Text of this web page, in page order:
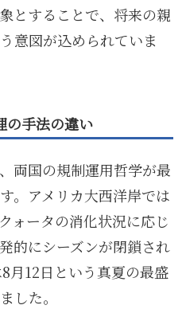
とすることで、将来の親
意図が込められていま
の手法の違い
両国の規制運用哲学が最
。アメリカ大西洋岸では
ォータの消化状況に応じ
的にシーズンが閉鎖され
月12日という真夏の最盛
した。